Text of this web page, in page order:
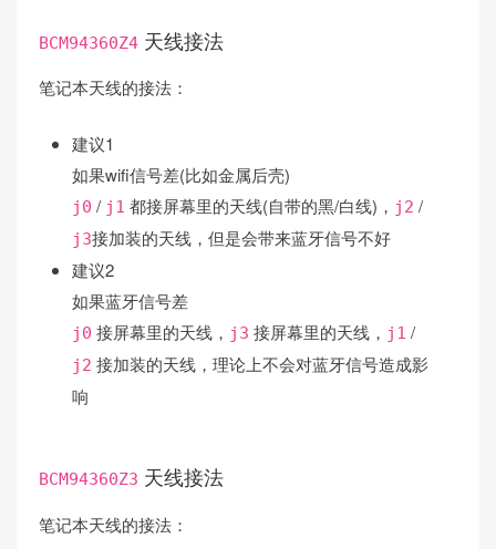
BCM94360Z4 天线接法
笔记本天线的接法：
建议1
如果wifi信号差(比如金属后壳)
j0 / j1 都接屏幕里的天线(自带的黑/白线)， j2 /
j3接加装的天线，但是会带来蓝牙信号不好
建议2
如果蓝牙信号差
j0 接屏幕里的天线， j3 接屏幕里的天线， j1 /
j2 接加装的天线，理论上不会对蓝牙信号造成影
响
BCM94360Z3 天线接法
笔记本天线的接法：